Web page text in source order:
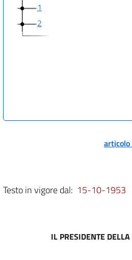
1
2
articolo
Testo in vigore dal: 15-10-1953
IL PRESIDENTE